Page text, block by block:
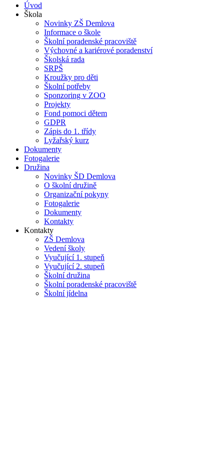
Úvod
Škola
Novinky ZŠ Demlova
Informace o škole
Školní poradenské pracoviště
Výchovné a kariérové poradenství
Školská rada
SRPŠ
Kroužky pro děti
Školní potřeby
Sponzoring v ZOO
Projekty
Fond pomoci dětem
GDPR
Zápis do 1. třídy
Lyžařský kurz
Dokumenty
Fotogalerie
Družina
Novinky ŠD Demlova
O školní družině
Organizační pokyny
Fotogalerie
Dokumenty
Kontakty
Kontakty
ZŠ Demlova
Vedení školy
Vyučující 1. stupeň
Vyučující 2. stupeň
Školní družina
Školní poradenské pracoviště
Školní jídelna